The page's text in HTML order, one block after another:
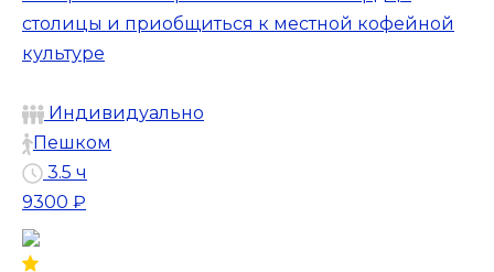
столицы и приобщиться к местной кофейной
культуре
Индивидуально
Пешком
3.5 ч
9300 ₽